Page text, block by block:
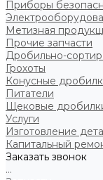
Приборы
Метизная
Прочие запчасти
Дробильно-
Грохоты
Конусные
Питатели
Щековые
Услуги
Изготовление
Капитальный
Заказать звонок
...